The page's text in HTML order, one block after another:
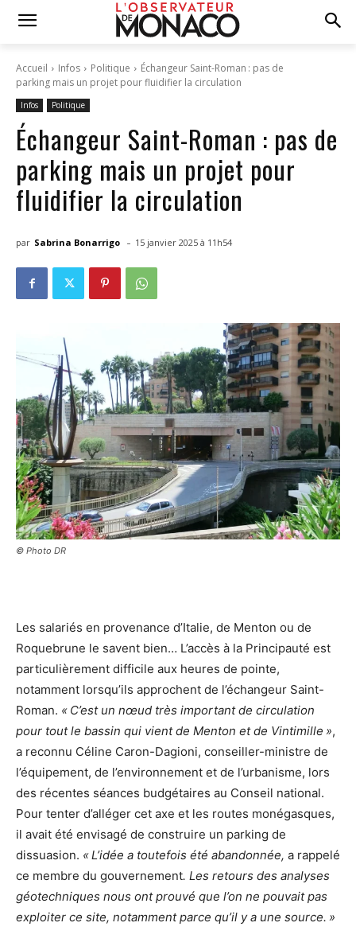
Accueil Infos Politique
Échangeur Saint-Roman : pas de
parking mais un projet pour fluidifier la circulation
Infos Politique
Échangeur Saint-Roman : pas de
parking mais un projet pour
fluidifier la circulation
par Sabrina Bonarrigo - 15 janvier 2025 à 11h54
© Photo DR
Les salariés en provenance d’Italie, de Menton ou de
Roquebrune le savent bien… L’accès à la Principauté est
particulièrement difficile aux heures de pointe,
notamment lorsqu’ils approchent de l’échangeur Saint-
Roman. « C’est un nœud très important de circulation
pour tout le bassin qui vient de Menton et de Vintimille »,
a reconnu Céline Caron-Dagioni, conseiller-ministre de
l’équipement, de l’environnement et de l’urbanisme, lors
des récentes séances budgétaires au Conseil national.
Pour tenter d’alléger cet axe et les routes monégasques,
il avait été envisagé de construire un parking de
dissuasion. « L’idée a toutefois été abandonnée, a rappelé
ce membre du gouvernement. Les retours des analyses
géotechniques nous ont prouvé que l’on ne pouvait pas
exploiter ce site, notamment parce qu’il y a une source. »